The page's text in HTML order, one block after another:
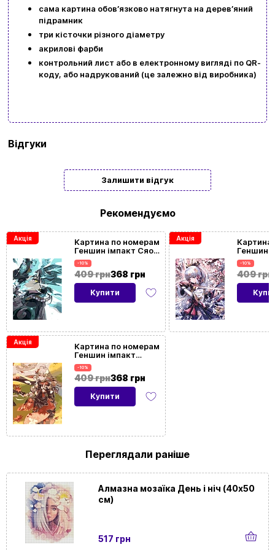
сама картина обовʼязково натягнута на деревʼяний
підрамник
три кісточки різного діаметру
акрилові фарби
контрольний лист або в електронному вигляді по QR-
коду, або надрукований (це залежно від виробника)
картини
40x50
Орієнтація
картини
Вертикальна
На
Так
Відгуки
Залишити відгук
Рекомендуємо
Акція
-10%
409 грн368 грн
Картина по номерам
Геншин імпакт Сяо
(40х50 см)
Купити
Акція
-10%
409 грн368 грн
Картина по номерам
Геншин імпакт
Кадзуха (40х50 см)
Купити
Акція
-10%
409 грн
Картина
Геншин
(40х50
Переглядали раніше
Алмазна мозаїка День і ніч (40х50
см)
517 грн
UA ㅤRU